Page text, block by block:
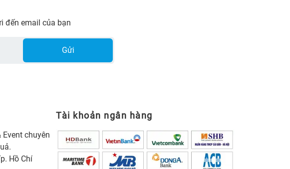
đến email của bạn
Gửi
chuyên
Hồ Chí
Tài khoản ngân hàng